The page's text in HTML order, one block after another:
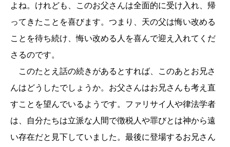
よね。けれども、このお父さんは全面的に受け入れ、帰
ってきたことを喜びます。つまり、天の父は悔い改める
ことを待ち続け、悔い改める人を喜んで迎え入れてくだ
さるのです。
このたとえ話の続きがあるとすれば、このあとお兄さ
んはどうしたでしょうか。お父さんはお兄さんも考え直
すことを望んでいるようです。ファリサイ人や律法学者
は、自分たちは立派な人間で徴税人や罪びとは神から遠
い存在だと見下していました。最後に登場するお兄さん